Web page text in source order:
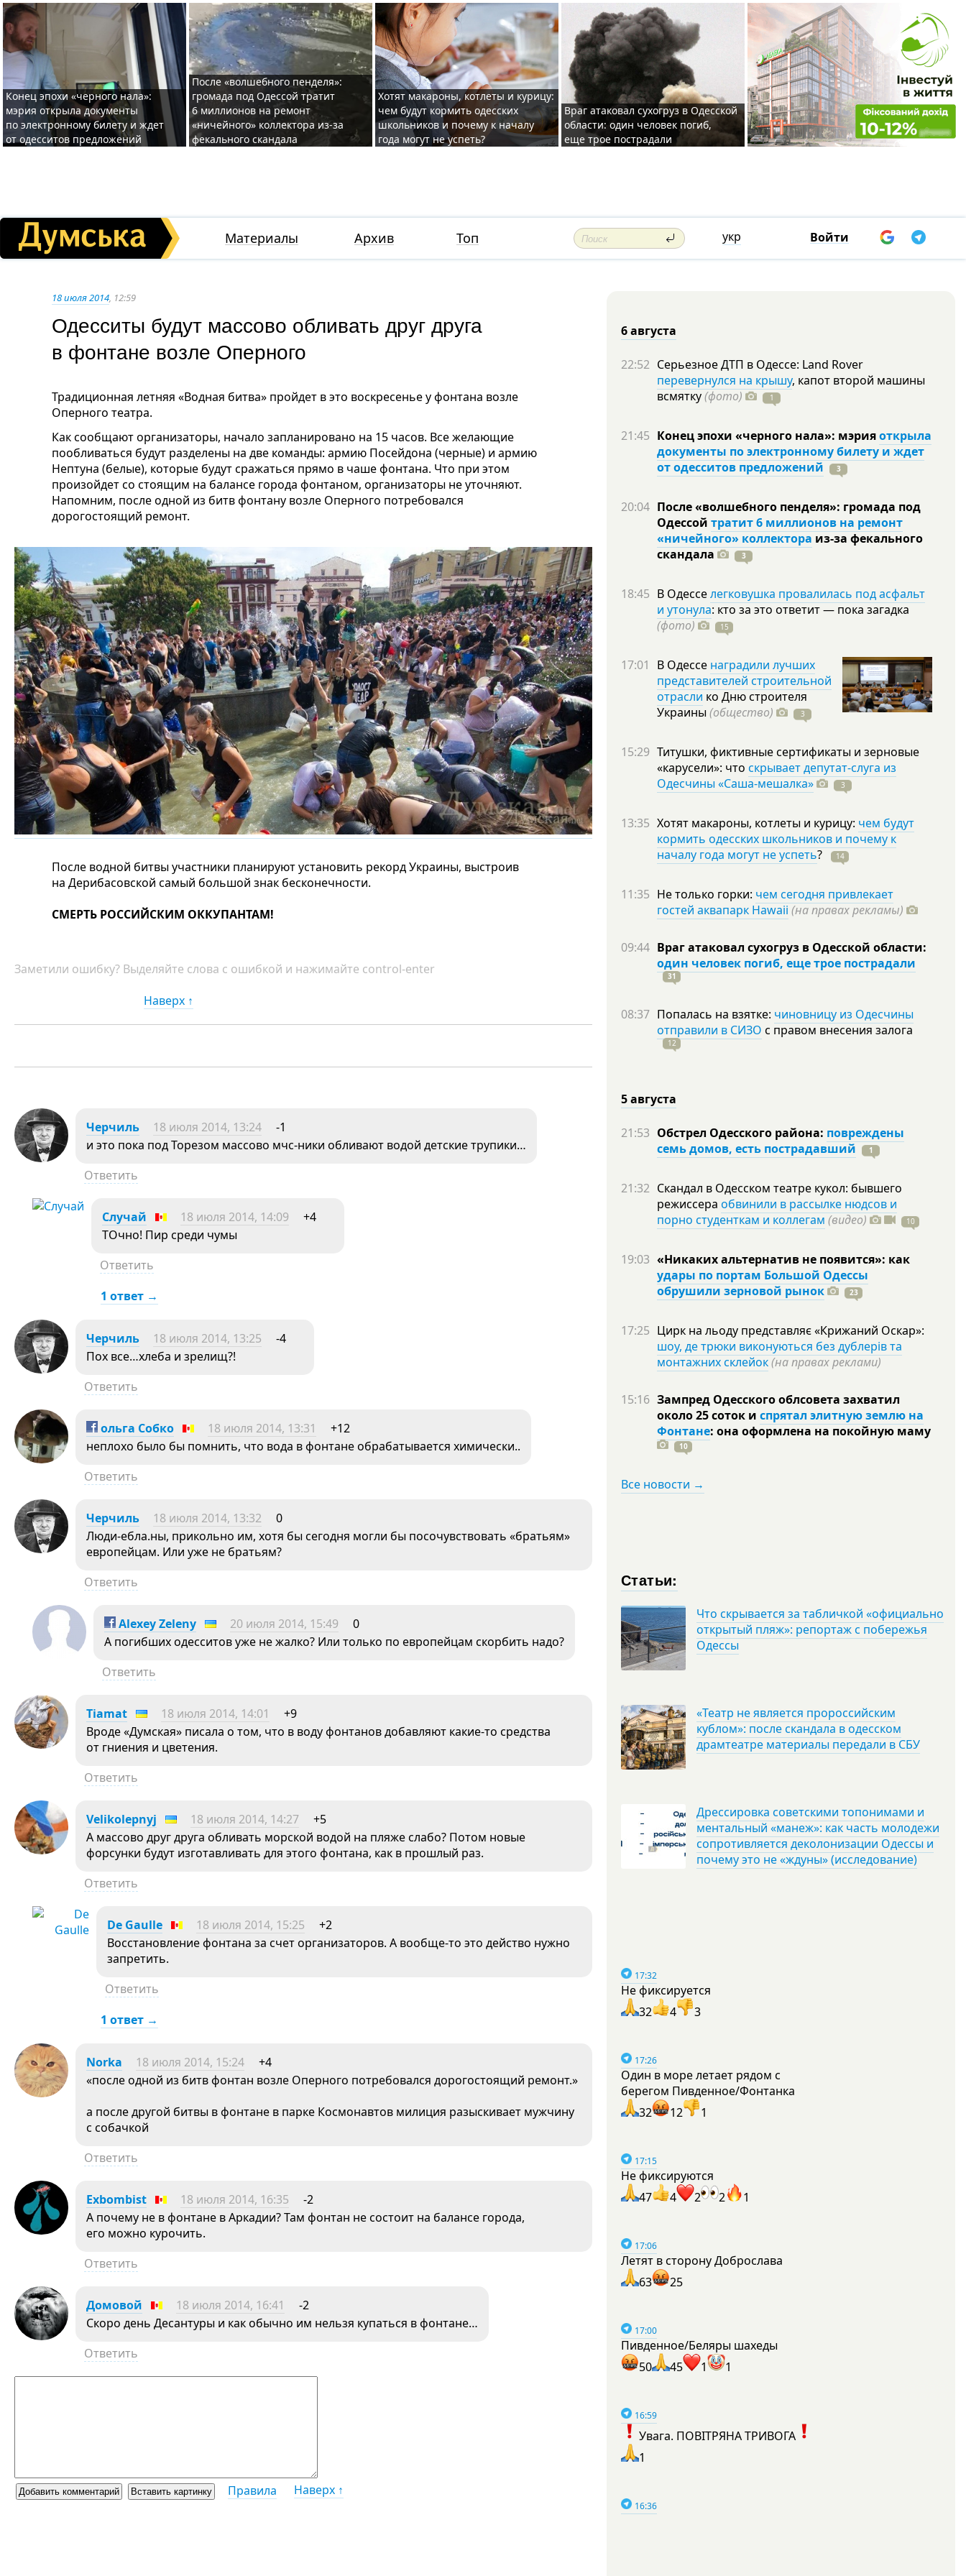
Конец эпохи «черного нала»:
мэрия открыла документы
по электронному билету и ждет
от одесситов предложений
После «волшебного пенделя»:
громада под Одессой тратит
6 миллионов на ремонт
«ничейного» коллектора из-за
фекального скандала
Хотят макароны, котлеты и курицу:
чем будут кормить одесских
школьников и почему к началу
года могут не успеть?
Враг атаковал сухогруз в Одесской
области: один человек погиб,
еще трое пострадали
Материалы Архив Топ укр Войти
18 июля 2014, 12:59
Одесситы будут массово обливать друг друга
в фонтане возле Оперного
Традиционная летняя «Водная битва» пройдет в это воскресенье у фонтана возле
Оперного театра.
Как сообщают организаторы, начало запланировано на 15 часов. Все желающие
пообливаться будут разделены на две команды: армию Посейдона (черные) и армию
Нептуна (белые), которые будут сражаться прямо в чаше фонтана. Что при этом
произойдет со стоящим на балансе города фонтаном, организаторы не уточняют.
Напомним, после одной из битв фонтану возле Оперного потребовался
дорогостоящий ремонт.
После водной битвы участники планируют установить рекорд Украины, выстроив
на Дерибасовской самый большой знак бесконечности.
СМЕРТЬ РОССИЙСКИМ ОККУПАНТАМ!
Заметили ошибку? Выделяйте слова с ошибкой и нажимайте control-enter
Наверх ↑
Черчиль 18 июля 2014, 13:24
-1
и это пока под Торезом массово мчс-ники обливают водой детские трупики…
Ответить
Случай 18 июля 2014, 14:09
+4
ТОчно! Пир среди чумы
Ответить
1 ответ →
Черчиль 18 июля 2014, 13:25
-4
Пох все…хлеба и зрелищ?!
Ответить
ольга Собко 18 июля 2014, 13:31
+12
неплохо было бы помнить, что вода в фонтане обрабатывается химически..
Ответить
Черчиль 18 июля 2014, 13:32
0
Люди-ебла.ны, прикольно им, хотя бы сегодня могли бы посочувствовать «братьям»
европейцам. Или уже не братьям?
Ответить
Alexey Zeleny 20 июля 2014, 15:49
0
А погибших одесситов уже не жалко? Или только по европейцам скорбить надо?
Ответить
Tiamat 18 июля 2014, 14:01
+9
Вроде «Думская» писала о том, что в воду фонтанов добавляют какие-то средства
от гниения и цветения.
Ответить
Velikolepnyj 18 июля 2014, 14:27
+5
А массово друг друга обливать морской водой на пляже слабо? Потом новые
форсунки будут изготавливать для этого фонтана, как в прошлый раз.
Ответить
De Gaulle 18 июля 2014, 15:25
+2
Восстановление фонтана за счет организаторов. А вообще-то это действо нужно
запретить.
Ответить
1 ответ →
Norka 18 июля 2014, 15:24
+4
«после одной из битв фонтан возле Оперного потребовался дорогостоящий ремонт.»
а после другой битвы в фонтане в парке Космонавтов милиция разыскивает мужчину
с собачкой
Ответить
Exbombist 18 июля 2014, 16:35
-2
А почему не в фонтане в Аркадии? Там фонтан не состоит на балансе города,
его можно курочить.
Ответить
Домовой 18 июля 2014, 16:41
-2
Скоро день Десантуры и как обычно им нельзя купаться в фонтане…
Ответить
Правила Наверх ↑
6 августа
22:52 Серьезное ДТП в Одессе: Land Rover
перевернулся на крышу, капот второй машины
всмятку(фото) 1
21:45 Конец эпохи «черного нала»: мэрияоткрыла
документы по электронному билету и ждет
от одесситов предложений
3
20:04 После «волшебного пенделя»: громада под
Одессой тратит 6 миллионов на ремонт
«ничейного» коллектора из-за фекального
скандала
3
18:45 В Одесселегковушка провалилась под асфальт
и утонула: кто за это ответит — пока загадка
(фото)
15
17:01 В Одессе наградили лучших
представителей строительной
отрасли ко Дню строителя
Украины (общество) 3
15:29 Титушки, фиктивные сертификаты и зерновые
«карусели»: что скрывает депутат-слуга из
Одесчины «Саша-мешалка»
3
13:35 Хотят макароны, котлеты и курицу: чем будут
кормить одесских школьников и почему к
началу года могут не успеть? 14
11:35 Не только горки: чем сегодня привлекает
гостей аквапарк Hawaii (на правах рекламы)
09:44 Враг атаковал сухогруз в Одесской области:
один человек погиб, еще трое пострадали
31
08:37 Попалась на взятке: чиновницу из Одесчины
отправили в СИЗО с правом внесения залога
12
5 августа
21:53 Обстрел Одесского района: повреждены
семь домов, есть пострадавший
1
21:32 Скандал в Одесском театре кукол: бывшего
режиссера обвинили в рассылке нюдсов и
порно студенткам и коллегам (видео) 10
19:03 «Никаких альтернатив не появится»: как
удары по портам Большой Одессы
обрушили зерновой рынок
23
17:25 Цирк на льоду представляє «Крижаний Оскар»:
шоу, де трюки виконуються без дублерів та
монтажних склейок(на правах реклами)
15:16 Зампред Одесского облсовета захватил
около 25 соток и спрятал элитную землю на
Фонтане: она оформлена на покойную маму
10
Все новости →
Статьи:
Что скрывается за табличкой «официально
открытый пляж»: репортаж с побережья
Одессы
«Театр не является пророссийским
кублом»: после скандала в одесском
драмтеатре материалы передали в СБУ
Дрессировка советскими топонимами и
ментальный «манеж»: как часть молодежи
сопротивляется деколонизации Одессы и
почему это не «ждуны» (исследование)
17:32
Не фиксируется
32
4 3
17:26
Один в море летает рядом с
берегом Пивденное/Фонтанка
32
12 1
17:15
Не фиксируются
47
4 2 2 1
17:06
Летят в сторону Доброслава
63
25
17:00
Пивденное/Беляры шахеды
50
45 1 1
16:59
Увага. ПОВІТРЯНА ТРИВОГА
1
16:36